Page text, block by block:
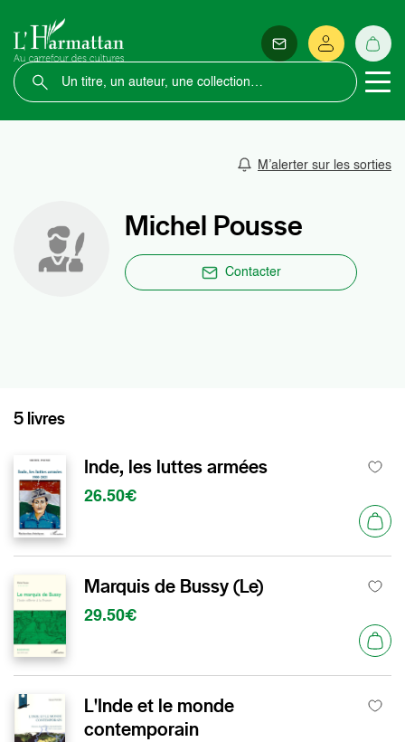
M’alerter sur les sorties
Michel Pousse
Contacter
5 livres
Inde, les luttes armées
26.50€
Marquis de Bussy (Le)
29.50€
L'Inde et le monde
contemporain